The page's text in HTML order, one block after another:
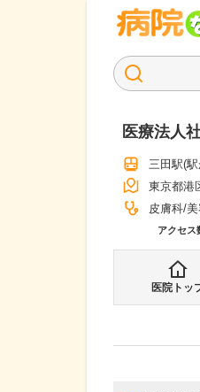
医療法人
三田駅(駅
東京都港
皮膚科
アクセス
医院トッ